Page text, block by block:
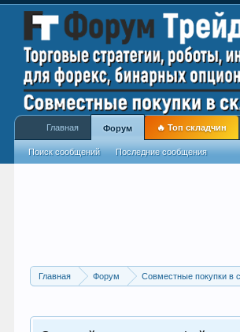
Главная Форум Совместные покупки в
Главная Форум
Поиск сообщений Последние сообщения
🔥 Топ складчин